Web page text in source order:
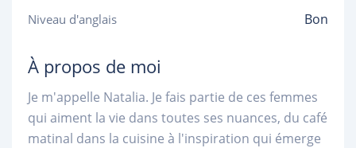
Niveau d'anglais Bon
À propos de moi
Je m'appelle Natalia. Je fais partie de ces femmes
qui aiment la vie dans toutes ses nuances, du café
matinal dans la cuisine à l'inspiration qui émerge